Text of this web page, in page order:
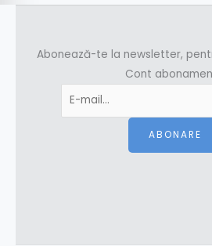
Abonează-te la newsletter,
Cont
ABONARE